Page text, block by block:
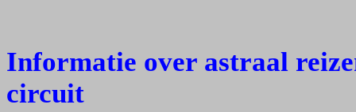
Informatie over astraal
circuit